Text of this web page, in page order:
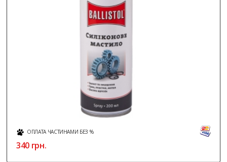
ОПЛАТА ЧАСТИНАМИ БЕЗ %
340грн.